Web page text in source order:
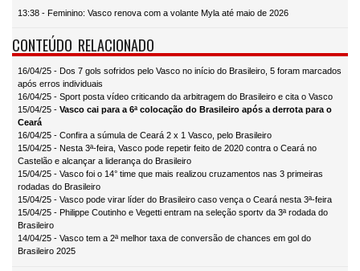
13:38 - Feminino: Vasco renova com a volante Myla até maio de 2026
CONTEÚDO RELACIONADO
16/04/25 - Dos 7 gols sofridos pelo Vasco no início do Brasileiro, 5 foram marcados
após erros individuais
16/04/25 - Sport posta vídeo criticando da arbitragem do Brasileiro e cita o Vasco
15/04/25 - Vasco cai para a 6ª colocação do Brasileiro após a derrota para o
Ceará
16/04/25 - Confira a súmula de Ceará 2 x 1 Vasco, pelo Brasileiro
15/04/25 - Nesta 3ª-feira, Vasco pode repetir feito de 2020 contra o Ceará no
Castelão e alcançar a liderança do Brasileiro
15/04/25 - Vasco foi o 14° time que mais realizou cruzamentos nas 3 primeiras
rodadas do Brasileiro
15/04/25 - Vasco pode virar líder do Brasileiro caso vença o Ceará nesta 3ª-feira
15/04/25 - Philippe Coutinho e Vegetti entram na seleção sportv da 3ª rodada do
Brasileiro
14/04/25 - Vasco tem a 2ª melhor taxa de conversão de chances em gol do
Brasileiro 2025